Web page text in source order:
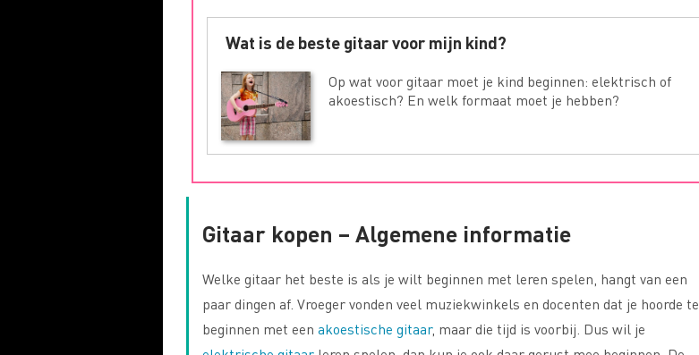
Wat is de beste gitaar voor mijn kind?
Op wat voor gitaar moet je kind beginnen: elektrisch of
akoestisch? En welk formaat moet je hebben?
Gitaar kopen – Algemene informatie
Welke gitaar het beste is als je wilt beginnen met leren spelen, hangt van een
paar dingen af. Vroeger vonden veel muziekwinkels en docenten dat je hoorde te
beginnen met eenakoestische gitaar, maar die tijd is voorbij. Dus wil je